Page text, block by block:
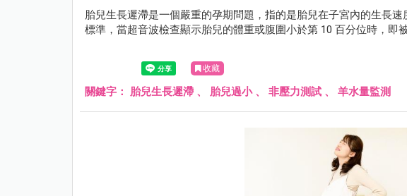
胎兒生長遲滯是一個嚴重的孕期問題，指的是胎兒在子宮內的生長
標準，當超音波檢查顯示胎兒的體重或腹圍小於第 10 百分位時，即
收藏
關鍵字： 胎兒生長遲滯 、 胎兒過小、 非壓力測試 、 羊水量監測